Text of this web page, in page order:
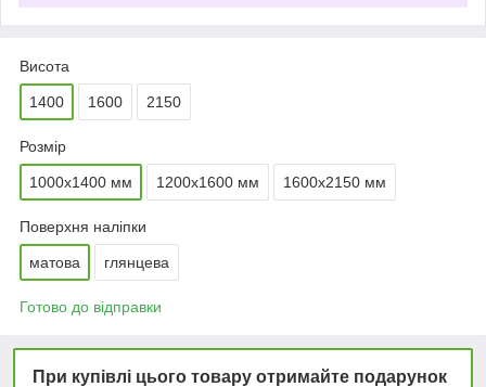
Висота
1400 1600 2150
Розмір
1000x1400 мм 1200x1600 мм 1600x2150 мм
Поверхня наліпки
матова глянцева
Готово до відправки
При купівлі цього товару отримайте подарунок